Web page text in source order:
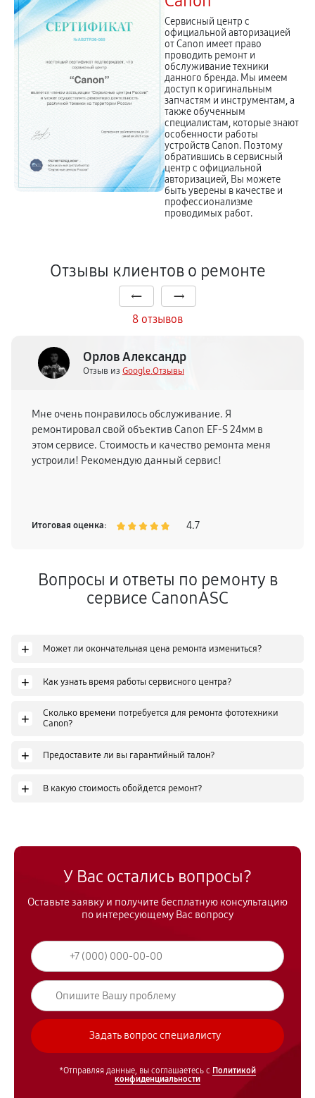
Сервисный центр с
официальной авторизацией
от Canon имеет право
проводить ремонт и
обслуживание техники
данного бренда. Мы имеем
доступ к оригинальным
запчастям и инструментам, а
также обученным
специалистам, которые знают
особенности работы
устройств Canon. Поэтому
обратившись в сервисный
центр с официальной
авторизацией, Вы можете
быть уверены в качестве и
профессионализме
проводимых работ.
Отзывы клиентов о ремонте
8 отзывов
Орлов Александр
Отзыв из Google.Отзывы
Мне очень понравилось обслуживание. Я
ремонтировал свой объектив Canon EF-S 24мм в
этом сервисе. Стоимость и качество ремонта меня
устроили! Рекомендую данный сервис!
Итоговая оценка: 4.7
Вопросы и ответы по ремонту в
сервисе CanonASC
+ Может ли окончательная цена ремонта измениться?
+ Как узнать время работы сервисного центра?
+
Сколько времени потребуется для ремонта фототехники
Canon?
+ Предоставите ли вы гарантийный талон?
+ В какую стоимость обойдется ремонт?
У Вас остались вопросы?
Оставьте заявку и получите бесплатную консультацию
по интересующему Вас вопросу
*Отправляя данные, вы соглашаетесь с Политикой
конфиденциальности